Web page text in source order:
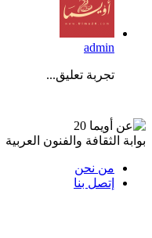
admin
تجربة تعليق...
بوابة الثقافة والفنون العربية
من نحن
إتصل بنا